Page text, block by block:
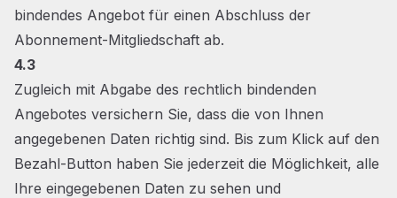
bindendes Angebot für einen Abschluss der
Abonnement-Mitgliedschaft ab.
4.3
Zugleich mit Abgabe des rechtlich bindenden
Angebotes versichern Sie, dass die von Ihnen
angegebenen Daten richtig sind. Bis zum Klick auf den
Bezahl-Button haben Sie jederzeit die Möglichkeit, alle
Ihre eingegebenen Daten zu sehen und